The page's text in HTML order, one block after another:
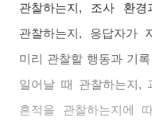
관찰하는지, 조사 환
관찰하는지, 응답자가
미리 관찰할 행동과 기
일어날 때 관찰하는지,
흔적을 관찰하는지에